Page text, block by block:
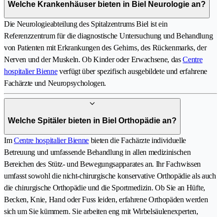
Welche Krankenhäuser bieten in Biel Neurologie an?
Die Neurologieabteilung des Spitalzentrums Biel ist ein
Referenzzentrum für die diagnostische Untersuchung und Behandlung
von Patienten mit Erkrankungen des Gehirns, des Rückenmarks, der
Nerven und der Muskeln. Ob Kinder oder Erwachsene, dasCentre
hospitalier Bienneverfügt über spezifisch ausgebildete und erfahrene
Fachärzte und Neuropsychologen.
Welche Spitäler bieten in Biel Orthopädie an?
ImCentre hospitalier Bienne bieten die Fachärzte individuelle
Betreuung und umfassende Behandlung in allen medizinischen
Bereichen des Stütz- und Bewegungsapparates an. Ihr Fachwissen
umfasst sowohl die nicht-chirurgische konservative Orthopädie als auch
die chirurgische Orthopädie und die Sportmedizin. Ob Sie an Hüfte,
Becken, Knie, Hand oder Fuss leiden, erfahrene Orthopäden werden
sich um Sie kümmern. Sie arbeiten eng mit Wirbelsäulenexperten,